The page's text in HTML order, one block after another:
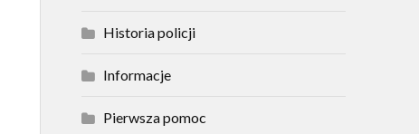
Historia policji
Informacje
Pierwsza pomoc